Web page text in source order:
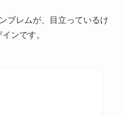
ブレムが、目立っているけ
ンです。